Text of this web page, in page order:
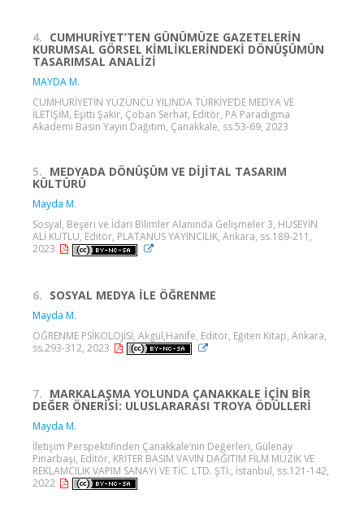
4. CUMHURİYET’TEN GÜNÜMÜZE GAZETELERİN
KURUMSAL GÖRSEL KİMLİKLERİNDEKİ DÖNÜŞÜMÜN
TASARIMSAL ANALİZİ
MAYDA M.
CUMHURİYETİN YÜZÜNCÜ YILINDA TÜRKİYE’DE MEDYA VE
İLETİŞİM, Eşitti Şakir, Çoban Serhat, Editör, PA Paradigma
Akademi Basın Yayın Dağıtım, Çanakkale, ss.53-69, 2023
5. MEDYADA DÖNÜŞÜM VE DİJİTAL TASARIM
KÜLTÜRÜ
Mayda M.
Sosyal, Beşeri ve İdari Bilimler Alanında Gelişmeler 3, HÜSEYİN
ALİ KUTLU, Editör, PLATANUS YAYINCILIK, Ankara, ss.189-211,
2023
6. SOSYAL MEDYA İLE ÖĞRENME
Mayda M.
ÖĞRENME PSİKOLOJİSİ, Akgül,Hanife, Editör, Eğiten Kitap, Ankara,
ss.293-312, 2023
7. MARKALAŞMA YOLUNDA ÇANAKKALE İÇİN BİR
DEĞER ÖNERİSİ: ULUSLARARASI TROYA ÖDÜLLERİ
Mayda M.
İletişim Perspektifinden Çanakkale’nin Değerleri, Gülenay
Pınarbaşı, Editör, KRİTER BASIM VAVIN DAĞITIM FİLM MÜZİK VE
REKLAMCILIK VAPIM SANAYİ VE TİC. LTD. ŞTİ., İstanbul, ss.121-142,
2022